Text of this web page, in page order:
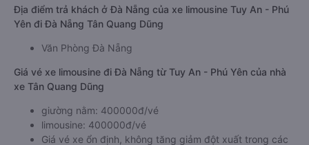
Địa điểm trả khách ở Đà Nẵng của xe limousine Tuy An - Phú
Yên đi Đà Nẵng Tân Quang Dũng
Văn Phòng Đà Nẵng
Giá vé xe limousine đi Đà Nẵng từ Tuy An - Phú Yên của nhà
xe Tân Quang Dũng
giường nằm: 400000đ/vé
limousine: 400000đ/vé
Giá vé xe ổn định, không tăng giảm đột xuất trong các